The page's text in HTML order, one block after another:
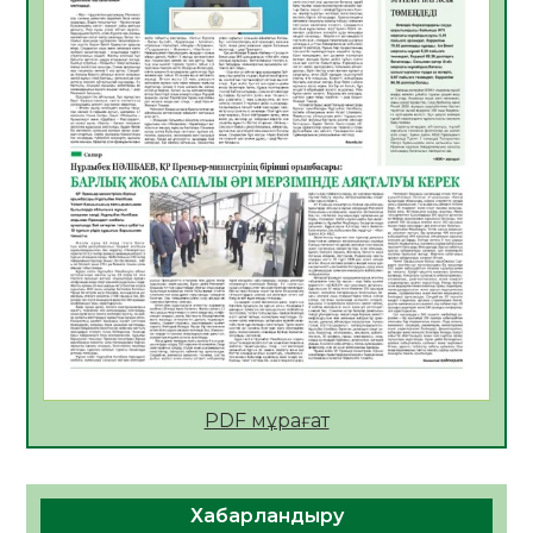
Ел игілігі үшін еңбек етіп жүрген
құрылысшыларға құрмет көрсетті
08.08.2026
20
ҚЫЗЫЛОРДАДА «ЖАСЫЛ ЕЛ» ЕҢБЕК
ЖАСАҚТАРЫНЫҢ ҚАТЫСУЫМЕН
ЭКОЛОГИЯЛЫҚ СЕНБІЛІК ӨТТІ
08.08.2026
19
Білім гранты иегерлерінің тізімі шықты
07.08.2026
20
Қазақстандықтар Құрылтай сайлауынан
жақсылық күтеді – қоғамдық пікір зерттеуі
«Дауыс беру учаскесін қалай табуға
07.08.2026
20 0
PDF мұрағат
Хабарландыру